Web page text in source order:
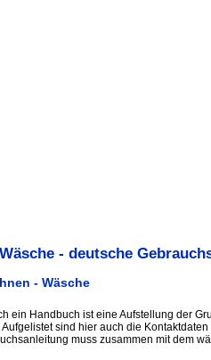
- deutsche
- Wäsche
ein Handbuch ist eine Aufstellung der
sind hier auch die
muss zusammen mit dem